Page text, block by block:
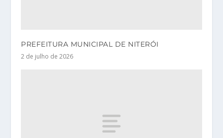
PREFEITURA MUNICIPAL DE NITERÓI
2 de julho de 2026